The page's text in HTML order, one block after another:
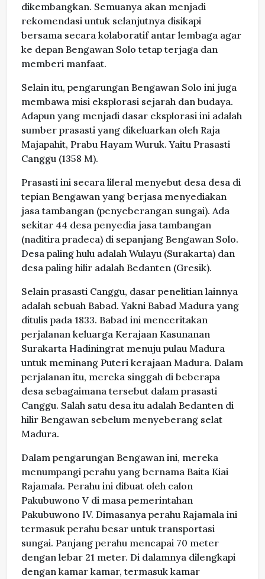
dikembangkan. Semuanya akan menjadi
rekomendasi untuk selanjutnya disikapi
bersama secara kolaboratif antar lembaga agar
ke depan Bengawan Solo tetap terjaga dan
memberi manfaat.
Selain itu, pengarungan Bengawan Solo ini juga
membawa misi eksplorasi sejarah dan budaya.
Adapun yang menjadi dasar eksplorasi ini adalah
sumber prasasti yang dikeluarkan oleh Raja
Majapahit, Prabu Hayam Wuruk. Yaitu Prasasti
Canggu (1358 M).
Prasasti ini secara lileral menyebut desa desa di
tepian Bengawan yang berjasa menyediakan
jasa tambangan (penyeberangan sungai). Ada
sekitar 44 desa penyedia jasa tambangan
(naditira pradeca) di sepanjang Bengawan Solo.
Desa paling hulu adalah Wulayu (Surakarta) dan
desa paling hilir adalah Bedanten (Gresik).
Selain prasasti Canggu, dasar penelitian lainnya
adalah sebuah Babad. Yakni Babad Madura yang
ditulis pada 1833. Babad ini menceritakan
perjalanan keluarga Kerajaan Kasunanan
Surakarta Hadiningrat menuju pulau Madura
untuk meminang Puteri kerajaan Madura. Dalam
perjalanan itu, mereka singgah di beberapa
desa sebagaimana tersebut dalam prasasti
Canggu. Salah satu desa itu adalah Bedanten di
hilir Bengawan sebelum menyeberang selat
Madura.
Dalam pengarungan Bengawan ini, mereka
menumpangi perahu yang bernama Baita Kiai
Rajamala. Perahu ini dibuat oleh calon
Pakubuwono V di masa pemerintahan
Pakubuwono IV. Dimasanya perahu Rajamala ini
termasuk perahu besar untuk transportasi
sungai. Panjang perahu mencapai 70 meter
dengan lebar 21 meter. Di dalamnya dilengkapi
dengan kamar kamar, termasuk kamar